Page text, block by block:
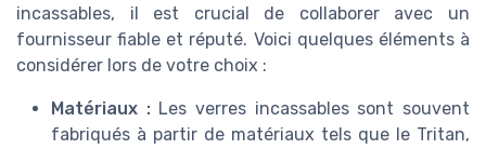
incassables, il est crucial de collaborer avec un
fournisseur fiable et réputé. Voici quelques éléments à
considérer lors de votre choix :
Matériaux :Les verres incassables sont souvent
fabriqués à partir de matériaux tels que le Tritan,